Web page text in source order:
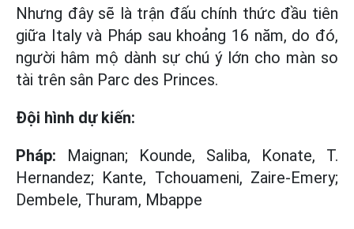
Nhưng đây sẽ là trận đấu chính thức đầu tiên
giữa Italy và Pháp sau khoảng 16 năm, do đó,
người hâm mộ dành sự chú ý lớn cho màn so
tài trên sân Parc des Princes.
Đội hình dự kiến:
Pháp: Maignan; Kounde, Saliba, Konate, T.
Hernandez; Kante, Tchouameni, Zaire-Emery;
Dembele, Thuram, Mbappe